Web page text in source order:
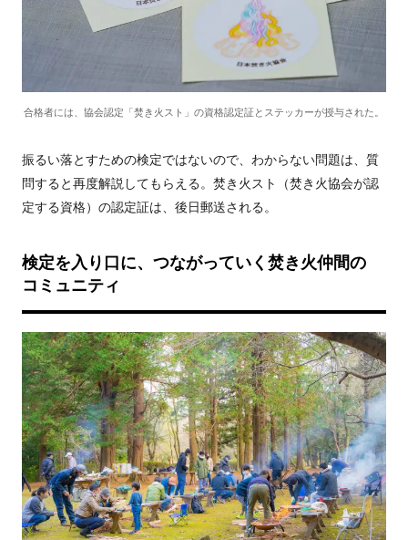
合格者には、協会認定「焚き火スト」の資格認定証とステッカーが授与された。
振るい落とすための検定ではないので、わからない問題は、質
問すると再度解説してもらえる。焚き火スト（焚き火協会が認
定する資格）の認定証は、後日郵送される。
検定を入り口に、つながっていく焚き火仲間の
コミュニティ